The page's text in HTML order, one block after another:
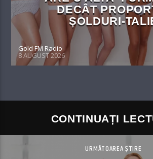
DECÂT
ȘOLDURI-
Gold FM Radio
8 AUGUST 2026
CONTINUAȚI
URMĂTOAREA ȘTIRE